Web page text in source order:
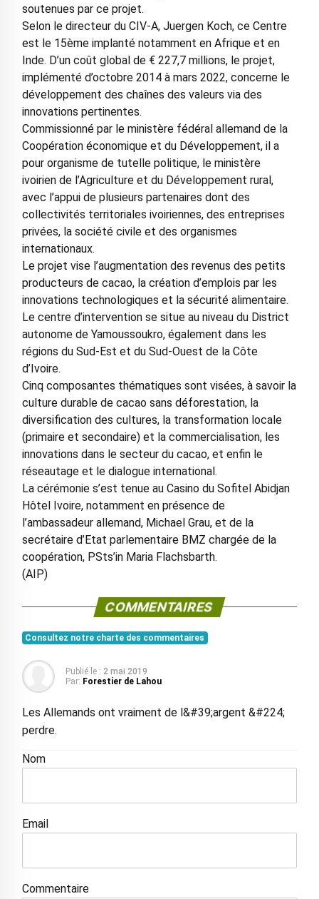
soutenues par ce projet.
Selon le directeur du CIV-A, Juergen Koch, ce Centre
est le 15ème implanté notamment en Afrique et en
Inde. D’un coût global de € 227,7 millions, le projet,
implémenté d’octobre 2014 à mars 2022, concerne le
développement des chaînes des valeurs via des
innovations pertinentes.
Commissionné par le ministère fédéral allemand de la
Coopération économique et du Développement, il a
pour organisme de tutelle politique, le ministère
ivoirien de l’Agriculture et du Développement rural,
avec l’appui de plusieurs partenaires dont des
collectivités territoriales ivoiriennes, des entreprises
privées, la société civile et des organismes
internationaux.
Le projet vise l’augmentation des revenus des petits
producteurs de cacao, la création d’emplois par les
innovations technologiques et la sécurité alimentaire.
Le centre d’intervention se situe au niveau du District
autonome de Yamoussoukro, également dans les
régions du Sud-Est et du Sud-Ouest de la Côte
d’Ivoire.
Cinq composantes thématiques sont visées, à savoir la
culture durable de cacao sans déforestation, la
diversification des cultures, la transformation locale
(primaire et secondaire) et la commercialisation, les
innovations dans le secteur du cacao, et enfin le
réseautage et le dialogue international.
La cérémonie s’est tenue au Casino du Sofitel Abidjan
Hôtel Ivoire, notamment en présence de
l’ambassadeur allemand, Michael Grau, et de la
secrétaire d’Etat parlementaire BMZ chargée de la
coopération, PSts’in Maria Flachsbarth.
(AIP)
COMMENTAIRES
Consultez notre charte des commentaires
Publié le : 2 mai 2019
Par: Forestier de Lahou
Les Allemands ont vraiment de l&#39;argent &#224;
perdre.
Nom
Email
Commentaire